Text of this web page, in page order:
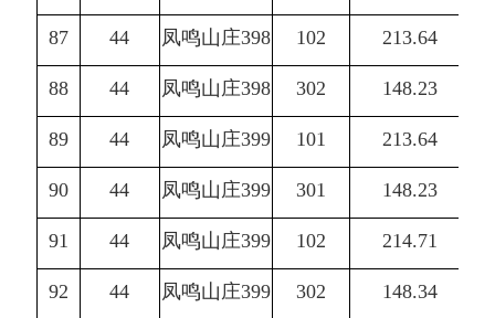
87 44 凤鸣山庄398 102 213.64
88 44 凤鸣山庄398 302 148.23
89 44 凤鸣山庄399 101 213.64
90 44 凤鸣山庄399 301 148.23
91 44 凤鸣山庄399 102 214.71
92 44 凤鸣山庄399 302 148.34